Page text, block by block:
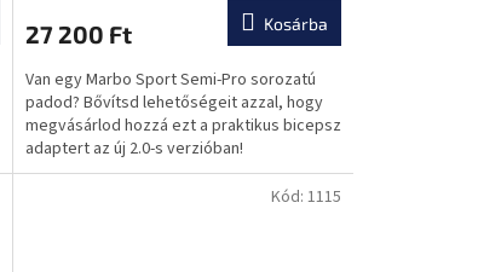
27 200 Ft Kosárba
Van egy Marbo Sport Semi-Pro sorozatú
padod? Bővítsd lehetőségeit azzal, hogy
megvásárlod hozzá ezt a praktikus bicepsz
adaptert az új 2.0-s verzióban!
Kód: 1115